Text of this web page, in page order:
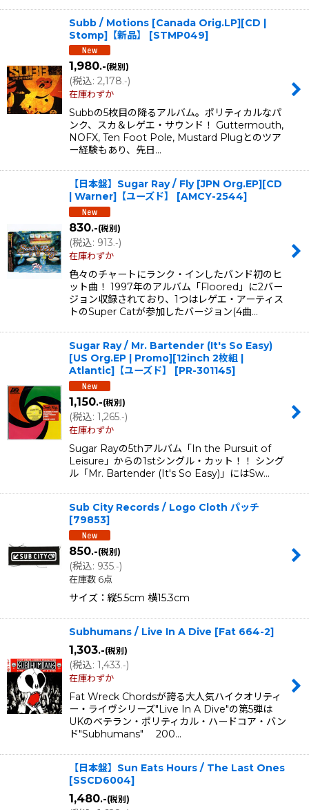
Subb / Motions [Canada Orig.LP][CD |
Stomp]【新品】
[STMP049]
1,980.-(税別)
(税込: 2,178.-)
在庫わずか
Subbの5枚目の降るアルバム。ポリティカルなパ
ンク、スカ＆レゲエ・サウンド！ Guttermouth,
NOFX, Ten Foot Pole, Mustard Plugとのツア
ー経験もあり、先日…
【日本盤】Sugar Ray / Fly [JPN Org.EP][CD
| Warner]【ユーズド】
[AMCY-2544]
830.-(税別)
(税込: 913.-)
在庫わずか
色々のチャートにランク・インしたバンド初のヒ
ット曲！ 1997年のアルバム「Floored」に2バー
ジョン収録されており、1つはレゲエ・アーティス
トのSuper Catが参加したバージョン(4曲…
Sugar Ray / Mr. Bartender (It's So Easy)
[US Org.EP | Promo][12inch 2枚組 |
Atlantic]【ユーズド】
[PR-301145]
1,150.-(税別)
(税込: 1,265 .-)
在庫わずか
Sugar Rayの5thアルバム「In the Pursuit of
Leisure」からの1stシングル・カット！！ シング
ル「Mr. Bartender (It's So Easy)」にはSw…
Sub City Records / Logo Cloth パッチ
[79853]
850.-(税別)
(税込: 935 .-)
在庫数 6点
サイズ：縦5.5cm 横15.3cm
Subhumans / Live In A Dive [Fat 664-2]
1,303.-(税別)
(税込: 1,433 .-)
在庫わずか
Fat Wreck Chordsが誇る大人気ハイクオリティ
ー・ライヴシリーズ"Live In A Dive"の第5弾は
UKのベテラン・ポリティカル・ハードコア・バン
ド"Subhumans" 200…
【日本盤】Sun Eats Hours / The Last Ones
[SSCD6004]
1,480.-(税別)